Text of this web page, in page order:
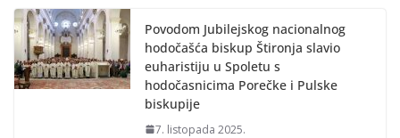
Povodom Jubilejskog nacionalnog
hodočašća biskup Štironja slavio
euharistiju u Spoletu s
hodočasnicima Porečke i Pulske
biskupije
7. listopada 2025.